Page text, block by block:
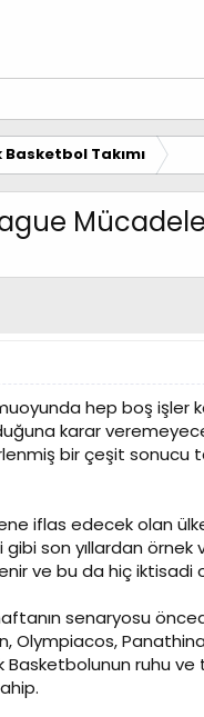
Takımı
hep boş
karar
bir çeşit sonucu
iflas edecek olan
son yıllardan örnek
ve bu da hiç iktisadi
senaryosu
Olympiacos,
Basketbolunun ruhu